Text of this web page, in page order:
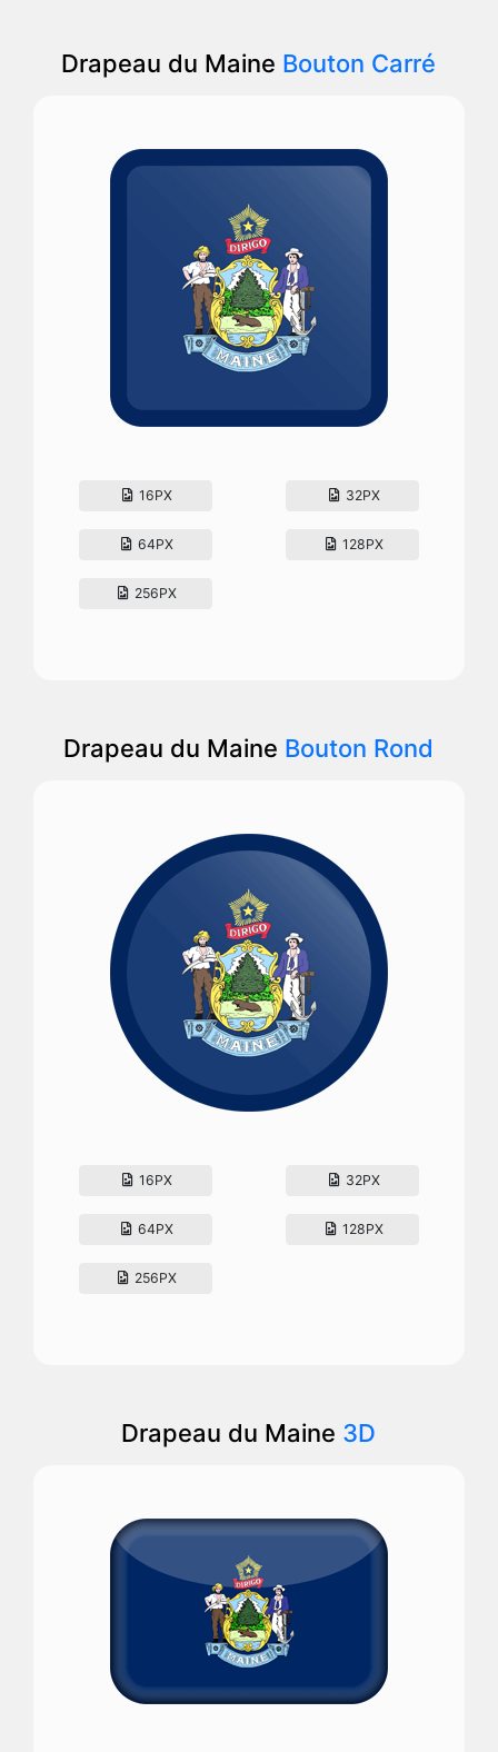
Drapeau du Maine Bouton Carré
16PX 32PX
64PX 128PX
256PX
Drapeau du Maine Bouton Rond
16PX 32PX
64PX 128PX
256PX
Drapeau du Maine 3D